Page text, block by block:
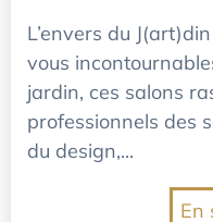
L’envers du
vous
jardin, ces salons
professionnels des
du design,...
En